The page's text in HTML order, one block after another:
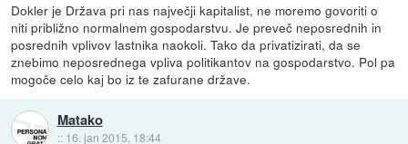
Dokler je Država pri nas največji kapitalist, ne moremo govoriti o
niti približno normalnem gospodarstvu. Je preveč neposrednih in
posrednih vplivov lastnika naokoli. Tako da privatizirati, da se
znebimo neposrednega vpliva politikantov na gospodarstvo. Pol pa
mogoče celo kaj bo iz te zafurane države.
Matako
:: 16. jan 2015, 18:44